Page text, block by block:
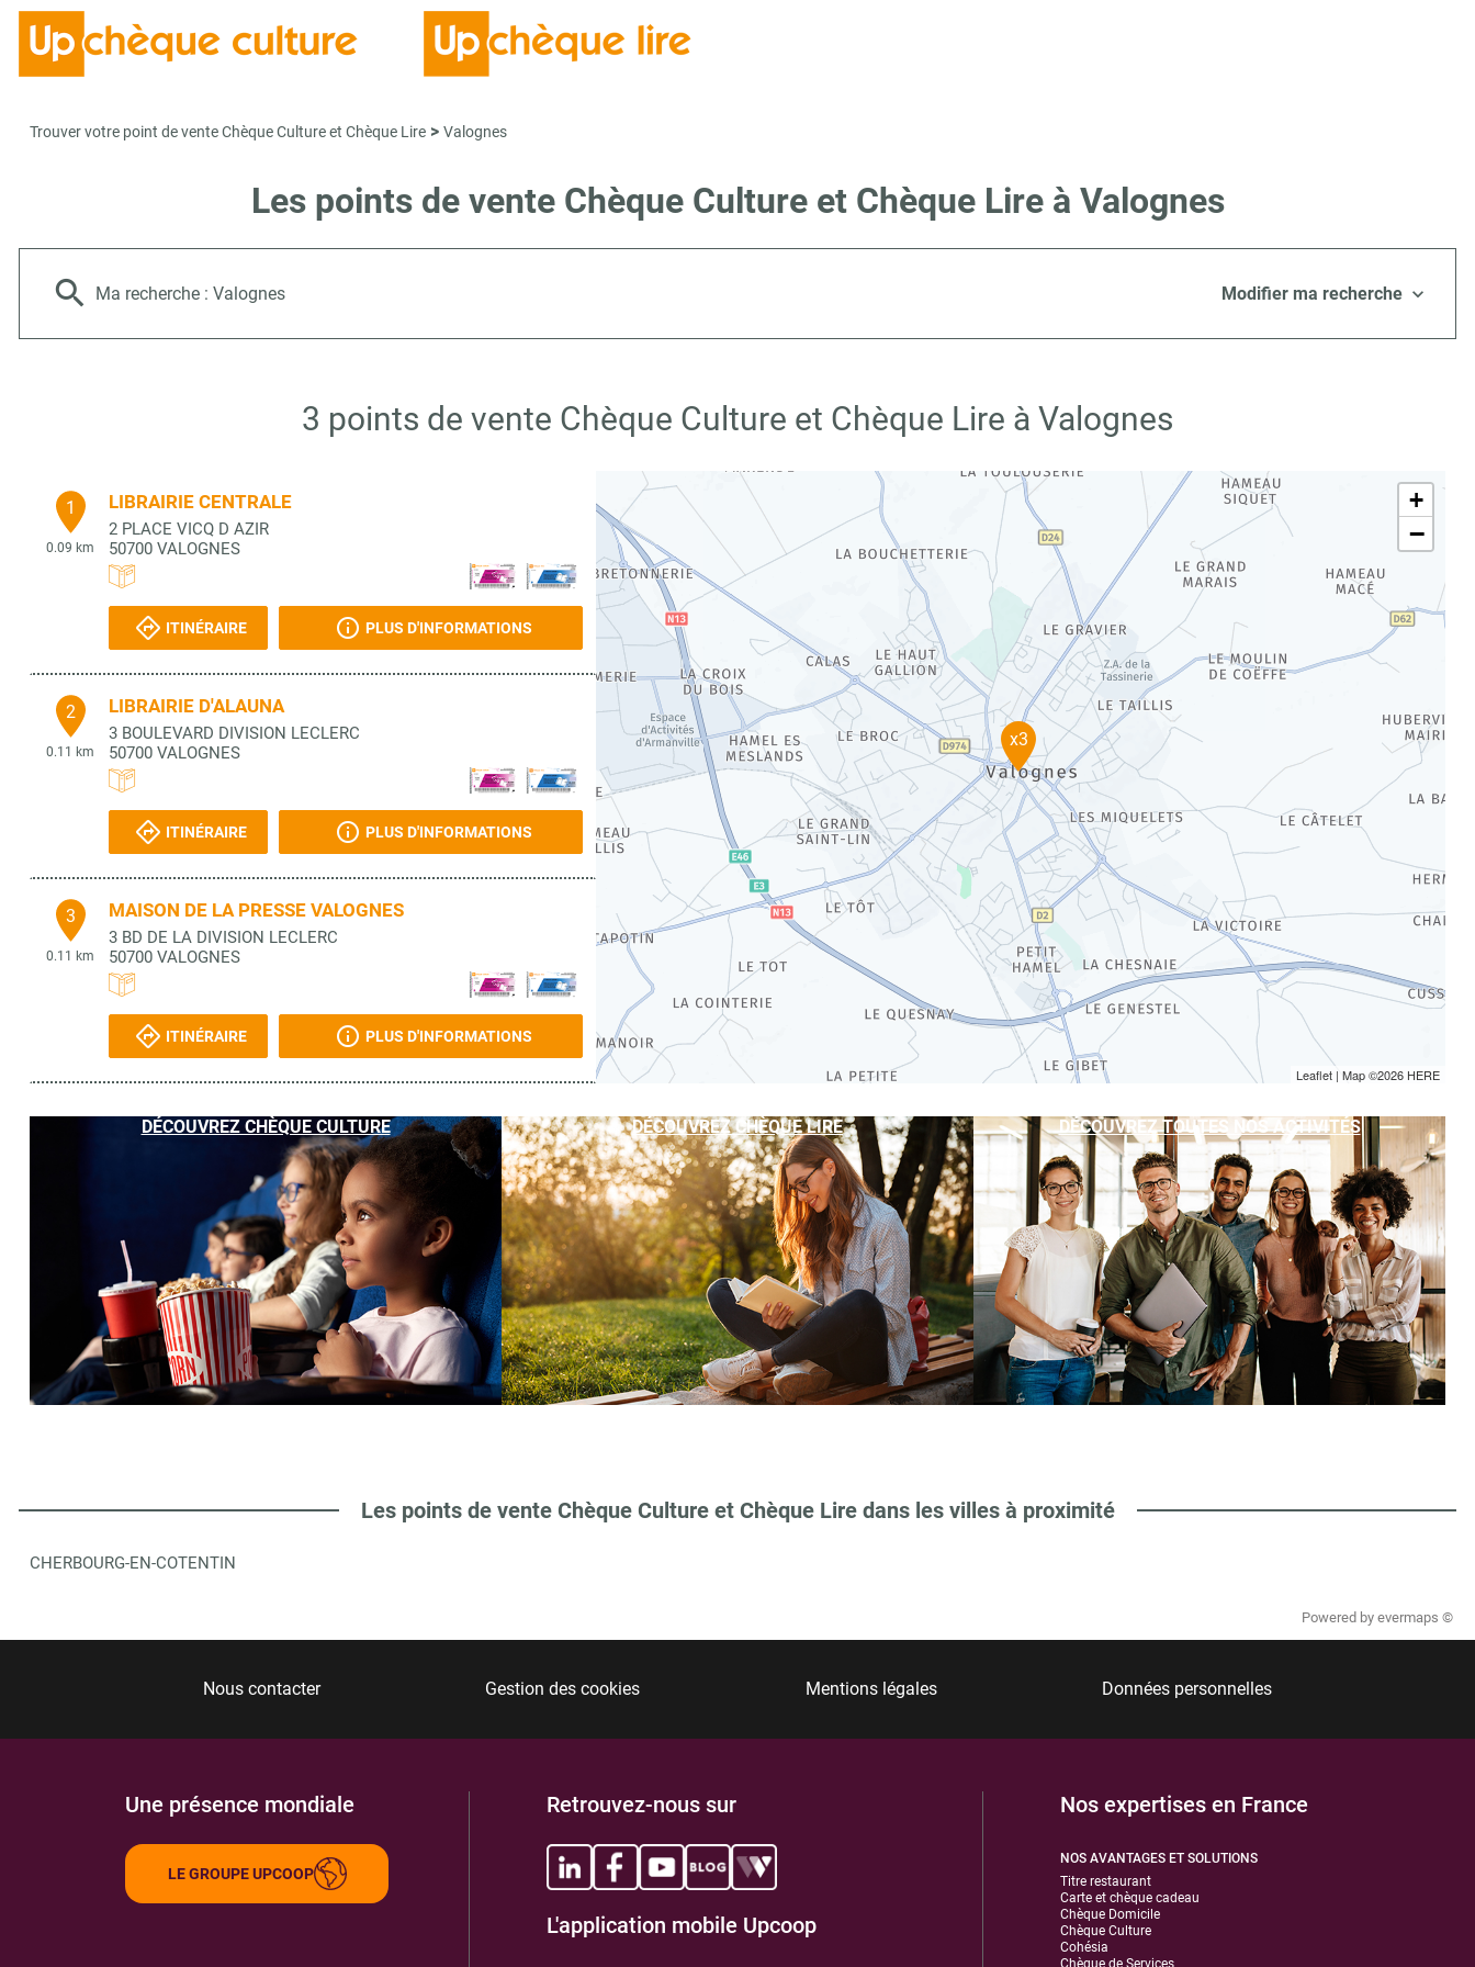
Trouver votre point de vente Chèque Culture et Chèque Lire > Valognes
Les points de vente Chèque Culture et Chèque Lire à Valognes
Ma recherche : Valognes Modifier ma recherche
3 points de vente Chèque Culture et Chèque Lire à Valognes
1
0.09 km
LIBRAIRIE CENTRALE
2 PLACE VICQ D AZIR
50700 VALOGNES
ITINÉRAIRE PLUS D'INFORMATIONS
2
0.11 km
LIBRAIRIE D'ALAUNA
3 BOULEVARD DIVISION LECLERC
50700 VALOGNES
ITINÉRAIRE PLUS D'INFORMATIONS
3
0.11 km
MAISON DE LA PRESSE VALOGNES
3 BD DE LA DIVISION LECLERC
50700 VALOGNES
ITINÉRAIRE PLUS D'INFORMATIONS
x3
+
−
Leaflet | Map ©2026 HERE
DÉCOUVREZ CHÈQUE CULTURE DÉCOUVREZ CHÈQUE LIRE DÉCOUVREZ TOUTES NOS ACTIVITÉS
Les points de vente Chèque Culture et Chèque Lire dans les villes à proximité
CHERBOURG-EN-COTENTIN
Powered by evermaps ©
Nous contacter Gestion des cookies Mentions légales Données personnelles
Une présence mondiale
LE GROUPE UPCOOP
Retrouvez-nous sur
L'application mobile Upcoop
Nos expertises en France
NOS AVANTAGES ET SOLUTIONS
Titre restaurant
Carte et chèque cadeau
Chèque Domicile
Chèque Culture
Cohésia
Chèque de Services